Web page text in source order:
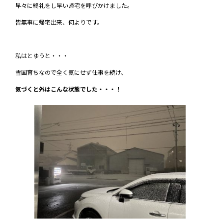
早々に終礼をし早い帰宅を呼びかけました。
皆無事に帰宅出来、何よりです。
私はとゆうと・・・
雪国育ちなので全く気にせず仕事を続け、
気づくと外はこんな状態でした・・・！